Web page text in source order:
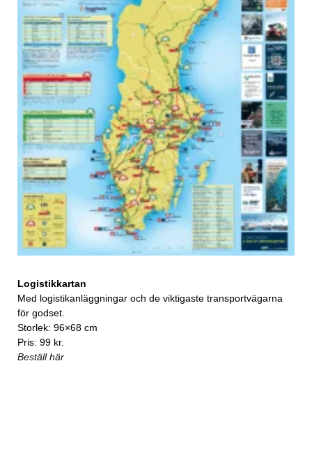
Logistikkartan
Med logistikanläggningar och de viktigaste transportvägarna
för godset.
Storlek: 96×68 cm
Pris: 99 kr.
Beställ här